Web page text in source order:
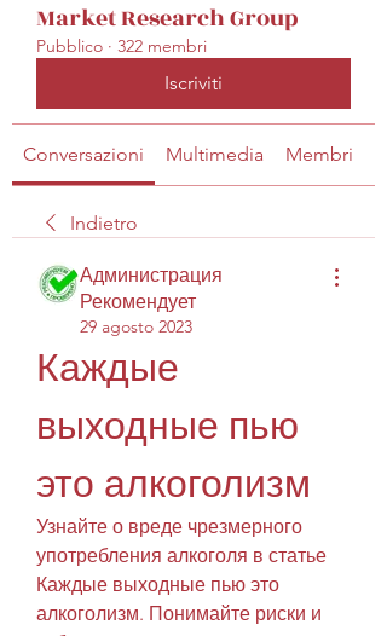
Market Research Group
Pubblico · 322 membri
Iscriviti
Conversazioni Multimedia Membri
Indietro
Администрация
Рекомендует
29 agosto 2023
Каждые
выходные пью
это алкоголизм
Узнайте о вреде чрезмерного
употребления алкоголя в статье
Каждые выходные пью это
алкоголизм. Понимайте риски и